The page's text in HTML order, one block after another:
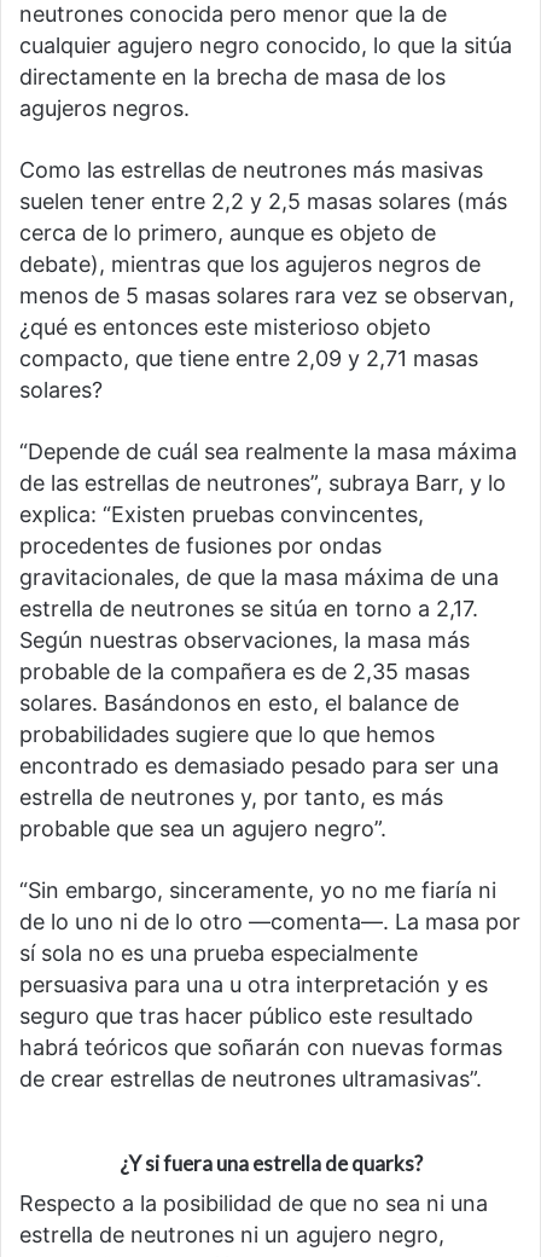
neutrones conocida pero menor que la de
cualquier agujero negro conocido, lo que la sitúa
directamente en la brecha de masa de los
agujeros negros.
Como las estrellas de neutrones más masivas
suelen tener entre 2,2 y 2,5 masas solares (más
cerca de lo primero, aunque es objeto de
debate), mientras que los agujeros negros de
menos de 5 masas solares rara vez se observan,
¿qué es entonces este misterioso objeto
compacto, que tiene entre 2,09 y 2,71 masas
solares?
“Depende de cuál sea realmente la masa máxima
de las estrellas de neutrones”, subraya Barr, y lo
explica: “Existen pruebas convincentes,
procedentes de fusiones por ondas
gravitacionales, de que la masa máxima de una
estrella de neutrones se sitúa en torno a 2,17.
Según nuestras observaciones, la masa más
probable de la compañera es de 2,35 masas
solares. Basándonos en esto, el balance de
probabilidades sugiere que lo que hemos
encontrado es demasiado pesado para ser una
estrella de neutrones y, por tanto, es más
probable que sea un agujero negro”.
“Sin embargo, sinceramente, yo no me fiaría ni
de lo uno ni de lo otro —comenta—. La masa por
sí sola no es una prueba especialmente
persuasiva para una u otra interpretación y es
seguro que tras hacer público este resultado
habrá teóricos que soñarán con nuevas formas
de crear estrellas de neutrones ultramasivas”.
¿Y si fuera una estrella de quarks?
Respecto a la posibilidad de que no sea ni una
estrella de neutrones ni un agujero negro,